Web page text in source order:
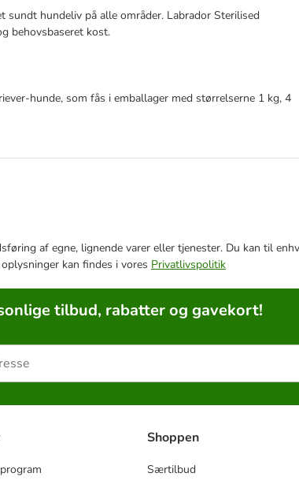
hundeliv på alle områder. Labrador Sterilised
behovsbaseret kost.
hunde, som fås i emballager med størrelserne 1 kg, 4
af egne, lignende varer eller tjenester. Du kan til
kan findes i vores Privatlivspolitik
tilbud, rabatter og gavekort!
Shoppen
Særtilbud